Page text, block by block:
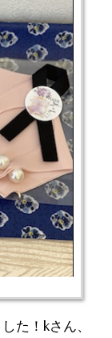
た！kさん、